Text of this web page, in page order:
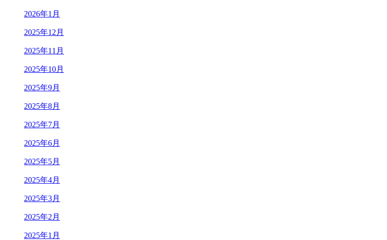
2026年1月
2025年12月
2025年11月
2025年10月
2025年9月
2025年8月
2025年7月
2025年6月
2025年5月
2025年4月
2025年3月
2025年2月
2025年1月